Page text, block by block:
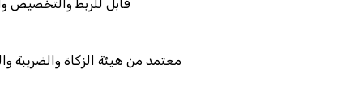
قابل
معتمد من هيئة